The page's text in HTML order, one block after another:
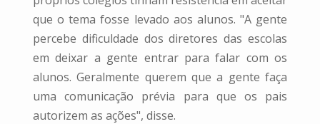
que o tema fosse levado aos alunos. "A gente
percebe dificuldade dos diretores das escolas
em deixar a gente entrar para falar com os
alunos. Geralmente querem que a gente faça
uma comunicação prévia para que os pais
autorizem as ações", disse.